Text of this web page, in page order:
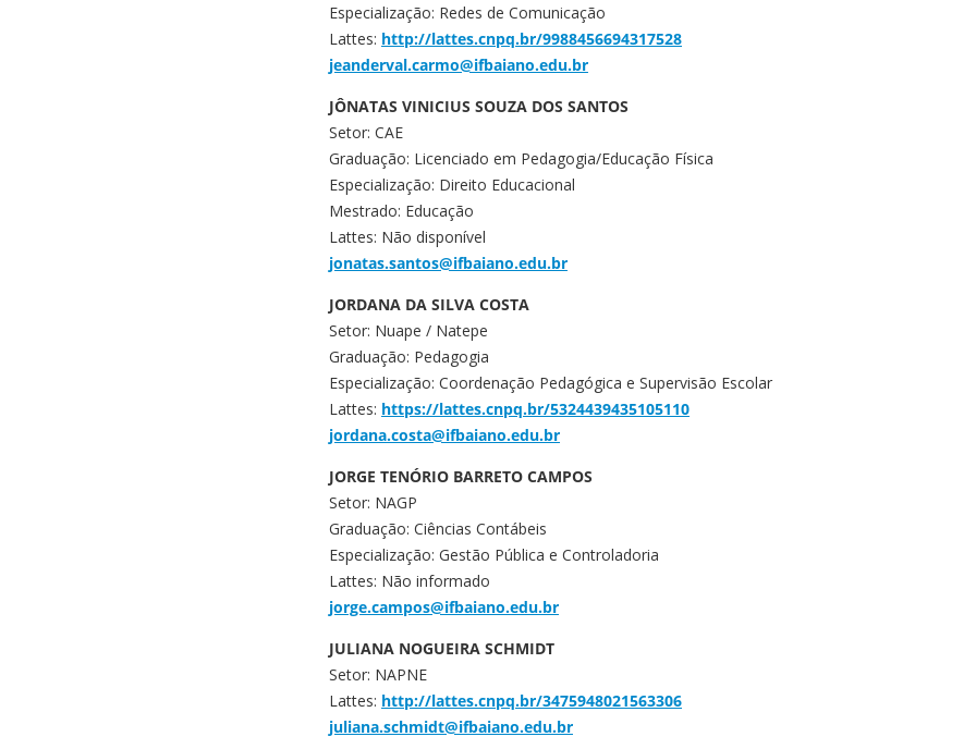
Especialização: Redes de Comunicação
Lattes: http://lattes.cnpq.br/9988456694317528
jeanderval.carmo@ifbaiano.edu.br
JÔNATAS VINICIUS SOUZA DOS SANTOS
Setor: CAE
Graduação: Licenciado em Pedagogia/Educação Física
Especialização: Direito Educacional
Mestrado: Educação
Lattes: Não disponível
jonatas.santos@ifbaiano.edu.br
JORDANA DA SILVA COSTA
Setor: Nuape / Natepe
Graduação: Pedagogia
Especialização: Coordenação Pedagógica e Supervisão Escolar
Lattes: https://lattes.cnpq.br/5324439435105110
jordana.costa@ifbaiano.edu.br
JORGE TENÓRIO BARRETO CAMPOS
Setor: NAGP
Graduação: Ciências Contábeis
Especialização: Gestão Pública e Controladoria
Lattes: Não informado
jorge.campos@ifbaiano.edu.br
JULIANA NOGUEIRA SCHMIDT
Setor: NAPNE
Lattes: http://lattes.cnpq.br/3475948021563306
juliana.schmidt@ifbaiano.edu.br